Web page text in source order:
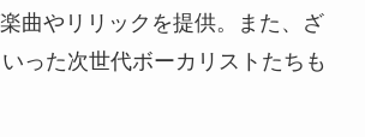
曲やリリックを提供。また、ざ
った次世代ボーカリストたちも